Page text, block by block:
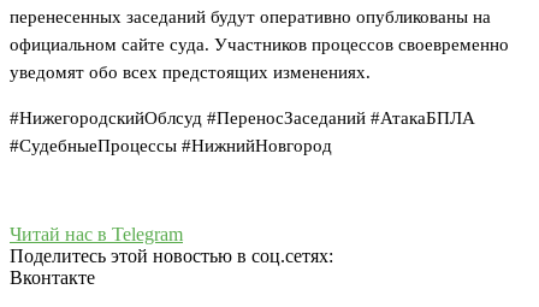
перенесенных заседаний будут оперативно опубликованы на
официальном сайте суда. Участников процессов своевременно
уведомят обо всех предстоящих изменениях.
#НижегородскийОблсуд #ПереносЗаседаний #АтакаБПЛА
#СудебныеПроцессы #НижнийНовгород
Читай нас в Telegram
Поделитесь этой новостью в соц.сетях:
Вконтакте